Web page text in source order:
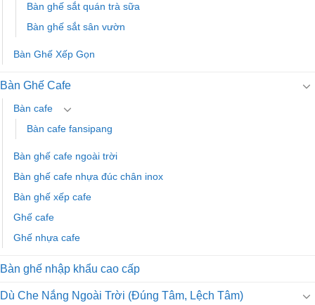
Bàn ghế sắt quán trà sữa
Bàn ghế sắt sân vườn
Bàn Ghế Xếp Gọn
Bàn Ghế Cafe
Bàn cafe
Bàn cafe fansipang
Bàn ghế cafe ngoài trời
Bàn ghế cafe nhựa đúc chân inox
Bàn ghế xếp cafe
Ghế cafe
Ghế nhựa cafe
Bàn ghế nhập khẩu cao cấp
Dù Che Nắng Ngoài Trời (Đúng Tâm, Lệch Tâm)